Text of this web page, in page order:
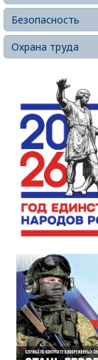
Безопасность
Охрана труда